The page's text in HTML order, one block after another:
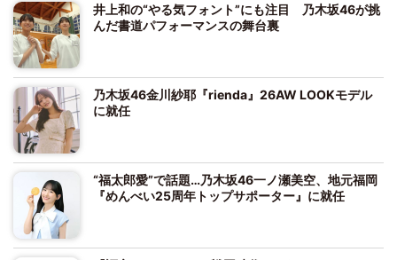
井上和の“やる気フォント”にも注目 乃木坂46が挑
んだ書道パフォーマンスの舞台裏
乃木坂46金川紗耶『rienda』26AW LOOKモデル
に就任
“福太郎愛”で話題…乃木坂46一ノ瀬美空、地元福岡
『めんべい25周年トップサポーター』に就任